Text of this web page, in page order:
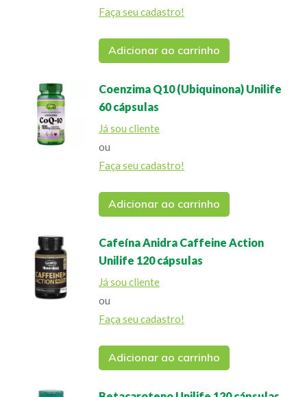
Faça seu cadastro!
Adicionar ao carrinho
Coenzima Q10 (Ubiquinona) Unilife
60 cápsulas
Já sou cliente
ou
Faça seu cadastro!
Adicionar ao carrinho
Cafeína Anidra Caffeine Action
Unilife 120 cápsulas
Já sou cliente
ou
Faça seu cadastro!
Adicionar ao carrinho